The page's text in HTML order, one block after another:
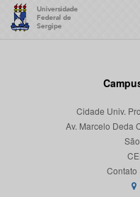
Cidade Univ.
Av. Marcelo Deda